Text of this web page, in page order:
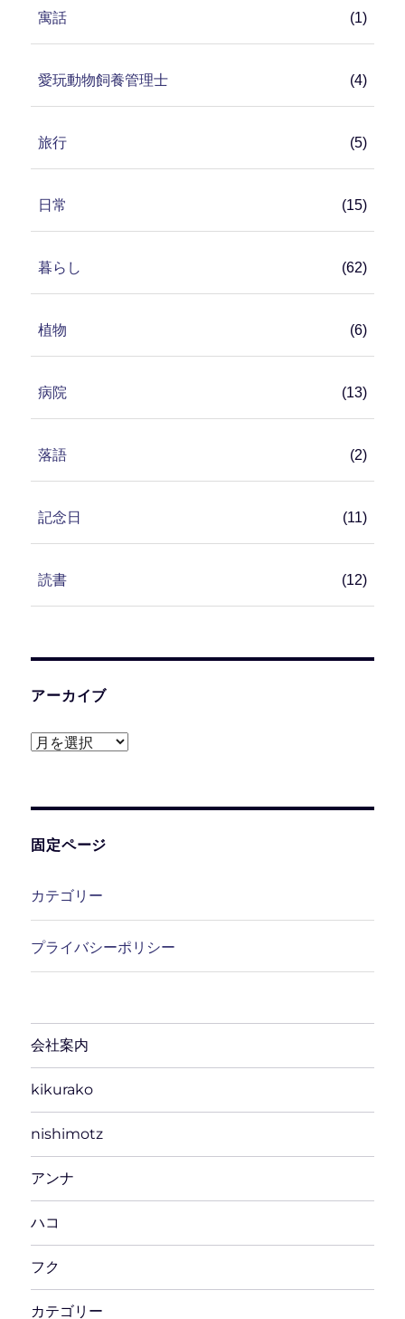
寓話 (1)
愛玩動物飼養管理士 (4)
旅行 (5)
日常 (15)
暮らし (62)
植物 (6)
病院 (13)
落語 (2)
記念日 (11)
読書 (12)
アーカイブ
ア
ブ
固定ページ
カテゴリー
プライバシーポリシー
会社案内
kikurako
nishimotz
アンナ
ハコ
フク
カテゴリー